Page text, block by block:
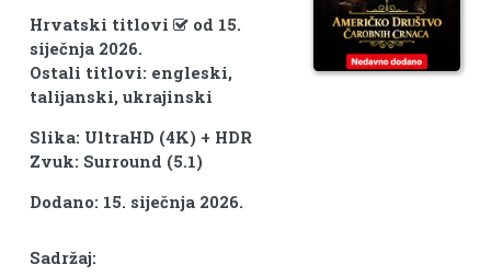
Hrvatski titlovi
od 15.
siječnja 2026.
Ostali titlovi: engleski,
talijanski, ukrajinski
Slika: UltraHD (4K) + HDR
Zvuk: Surround (5.1)
Dodano: 15. siječnja 2026.
Sadržaj: